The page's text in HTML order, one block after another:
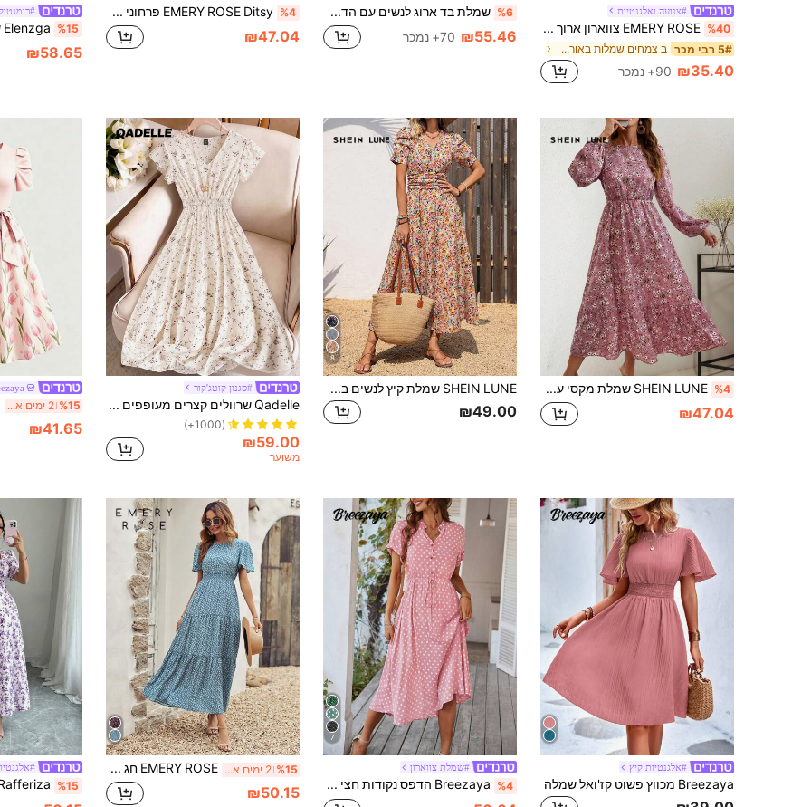
#צנועה ואלגנטיות
%40 EMERY ROSE צווארון ארוך מעמד לנשים Ditsy פרחוני שמלת מקסי תלבושת נשים
5# רבי מכר ב צמחים שמלות באורך בינוני
₪35.40 90+ נמכר
%6 שמלת בד ארוג לנשים עם הדפס פרחוני, קז'ואל למסיבה, עם קפלים, חגורת מותן, כיסים, מתאים לחופשה, חוף, דייט ערב, חתונה, משרד, פנאי אלגנטי, אביב וסתיו
₪55.46 70+ נמכר
%4 EMERY ROSE Ditsy פרחוני פאף שרוול מותניים מותניים חופשה מזדמנים שמלת מקסי נשים תלבושת
₪47.04
%15
₪58.65
%4 SHEIN LUNE שמלת מקסי עם צווארון עגול, הדפס פרחוני, שרוולים ארוכים, תלבושת נשים
₪47.04
8
SHEIN LUNE שמלת קיץ לנשים בסגנון וינטג' עם הדפס פרחים, שרוולים נפוחים מקמטים ומותה מהודקת
₪49.00
#סגנון קוטג'קור
Qadelle שרוולים קצרים מעופפים לנשים עם הדפס פרחוני וינטג' שמלת A-קו עם תלבושת מקסי נופש חוף עם מותניים
(1000+)
₪59.00
משוער
%15 2 ימים אחרונים
₪41.65
#אלגנטיות קיץ
Breezaya מכווץ פשוט קז'ואל שמלה
7
#שמלת צווארון
%4 Breezaya הדפס נקודות חצי כפתור קשר קדמי שמלת מקסי חופשת חוף תלבושות נשים
%15 2 ימים אחרונים EMERY ROSE חג Ditsy הדפס פרחוני שמלה ארוכה עם מותניים מקסי נשים תלבושת
₪50.15
%15